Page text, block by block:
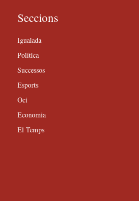
Seccions
Igualada
Política
Successos
Esports
Oci
Economia
El Temps